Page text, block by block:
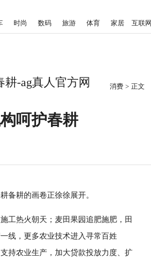
时尚 数码 旅游 体育 家居 互联网
-ag真人官方网 消费 > 正文
呵护春耕
备耕的画卷正徐徐展开。
工热火朝天；麦田果园追肥施肥，田
线，更多农业技术进入寻常百姓
持农业生产，加大贷款投放力度、扩